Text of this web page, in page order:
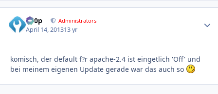
d00p Administrators
April 14, 201313 yr
komisch, der default f?r apache-2.4 ist eingetlich 'Off' und
bei meinem eigenen Update gerade war das auch so